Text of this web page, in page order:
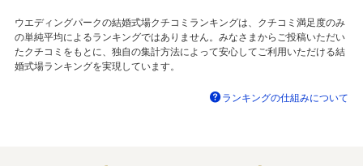
ウエディングパークの結婚式場クチコミランキングは、クチコミ満足度のみ
の単純平均によるランキングではありません。みなさまからご投稿いただい
たクチコミをもとに、独自の集計方法によって安心してご利用いただける結
婚式場ランキングを実現しています。
ランキングの仕組みについて